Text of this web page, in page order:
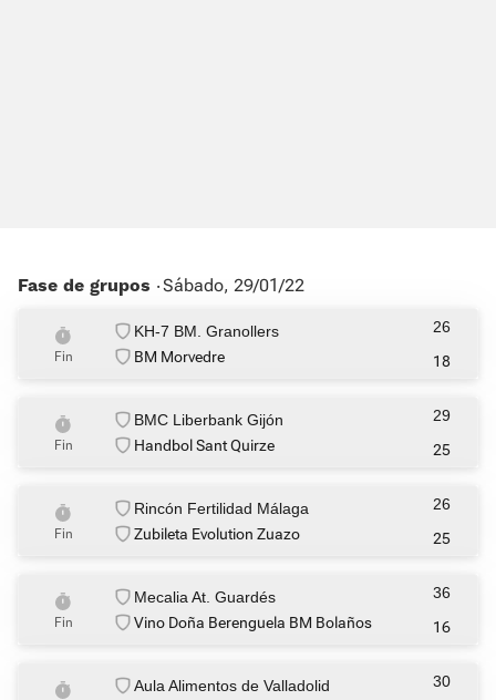
Fase de grupos ‧Sábado, 29/01/22
Fin
KH-7 BM. Granollers
BM Morvedre
26
18
Fin
BMC Liberbank Gijón
Handbol Sant Quirze
29
25
Fin
Rincón Fertilidad Málaga
Zubileta Evolution Zuazo
26
25
Fin
Mecalia At. Guardés
Vino Doña Berenguela BM Bolaños
36
16
Aula Alimentos de Valladolid
30